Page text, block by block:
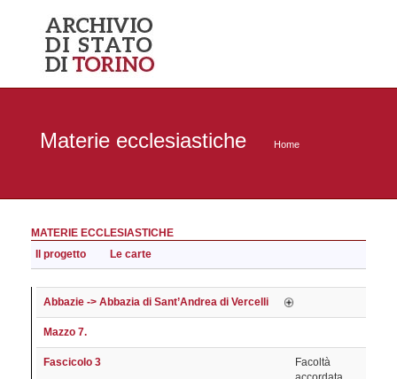
Materie ecclesiastiche Home
MATERIE ECCLESIASTICHE
Il progetto
Le carte
Abbazie -> Abbazia di Sant’Andrea di Vercelli
Mazzo 7.
Fascicolo 3
Facoltà